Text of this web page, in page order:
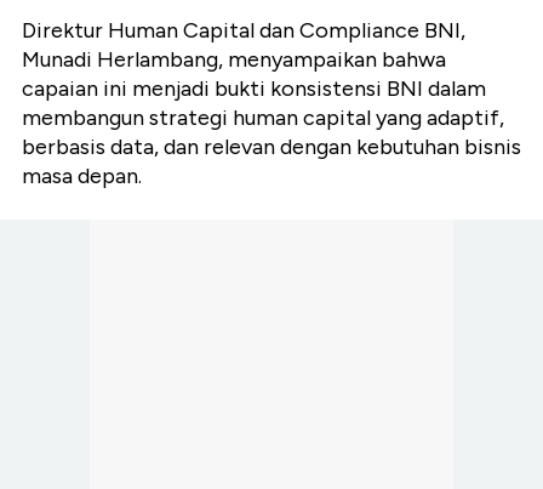
Direktur Human Capital dan Compliance BNI,
Munadi Herlambang, menyampaikan bahwa
capaian ini menjadi bukti konsistensi BNI dalam
membangun strategi human capital yang adaptif,
berbasis data, dan relevan dengan kebutuhan bisnis
masa depan.